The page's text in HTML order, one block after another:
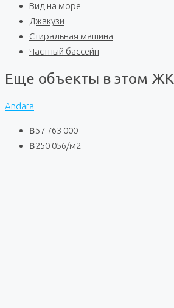
Вид на море
Джакузи
Стиральная машина
Частный бассейн
Еще объекты в этом ЖК
Andara
฿57 763 000
฿250 056/м2